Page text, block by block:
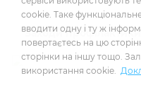
Заходи
cookie. Таке
вводити одну і ту ж
повертаєтесь на цю
сторінки на іншу тощо.
використання cookie.